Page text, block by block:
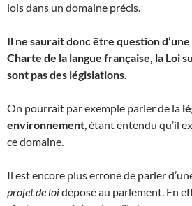
lois dans un domaine précis.
Il ne saurait donc être question
Charte de la langue française, la Loi
sont pas des législations.
On pourrait par exemple parler de la
environnement, étant entendu qu’il
ce domaine.
Il est encore plus erroné de parler
projet de loidéposé au parlement. En